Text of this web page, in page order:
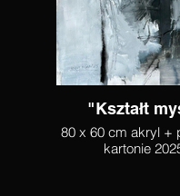
"Kształt
80 x 60 cm akryl +
kartonie